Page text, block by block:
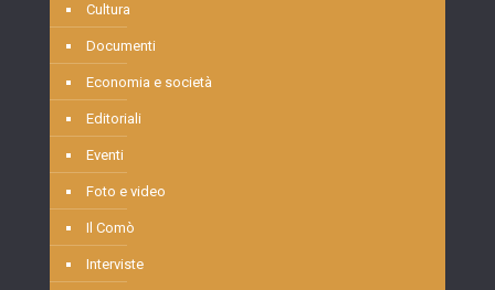
Cultura
Documenti
Economia e società
Editoriali
Eventi
Foto e video
Il Comò
Interviste